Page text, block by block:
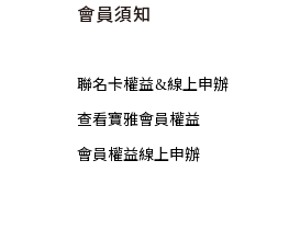
會員須知
聯名卡權益&線上申辦
查看寶雅會員權益
會員權益線上申辦